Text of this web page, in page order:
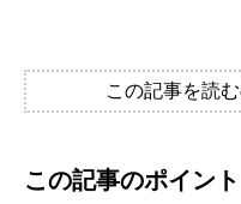
この記事を読
この記事のポイント